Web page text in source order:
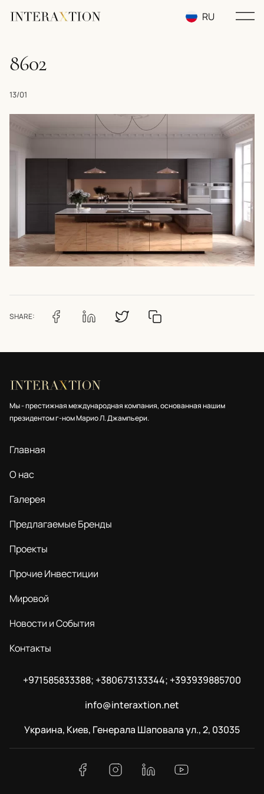
RU
8602
13/01
SHARE:
Мы - престижная международная компания, основанная нашим
президентом г-ном Марио Л. Джампьери.
Главная
О нас
Галерея
Предлагаемые Бренды
Проекты
Прочие Инвестиции
Мировой
Новости и События
Контакты
+971585833388; +380673133344; +393939885700
info@interaxtion.net
Украина, Киев, Генерала Шаповала ул., 2, 03035